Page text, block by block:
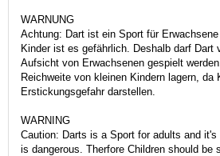
WARNUNG
Achtung: Dart ist ein Sport für
Kinder ist es gefährlich. Deshalb darf Dart
Aufsicht von Erwachsenen gespielt
Reichweite von kleinen Kindern lagern, da
Erstickungsgefahr darstellen.
WARNING
Caution: Darts is a Sport for adults and
is dangerous. Therfore Children should be